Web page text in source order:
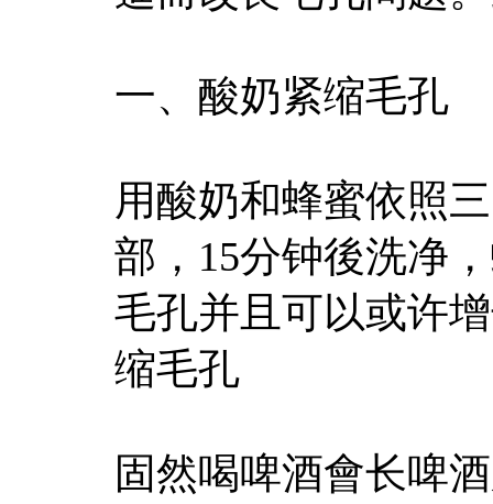
一、酸奶紧缩毛孔
用酸奶和蜂蜜依照
部，15分钟後洗净
毛孔并且可以或
缩毛孔
固然喝啤酒會长啤